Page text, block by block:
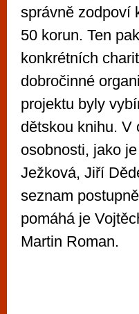
správně zodpoví
50 korun. Ten
konkrétních
dobročinné
projektu byly
dětskou knihu. V
osobnosti, jako
Ježková, Jiří
seznam
pomáhá je
Martin Roman.